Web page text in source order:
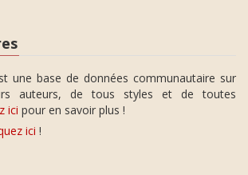
une base de données communautaire sur
auteurs, de tous styles et de toutes
ici pour en savoir plus !
ici !